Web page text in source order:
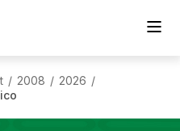
/ 2008 / 2026 /